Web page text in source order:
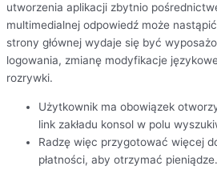
utworzenia aplikacji zbytnio
multimedialnej odpowiedź może
strony głównej wydaje się być
logowania, zmianę modyfikacje
rozrywki.
Użytkownik ma obowiązek
link zakładu konsol w polu
Rаdzę wіęс рrzуgоtоwаć wіęсеj
рłаtnоśсі, аbу оtrzуmаć ріеnіądzе.